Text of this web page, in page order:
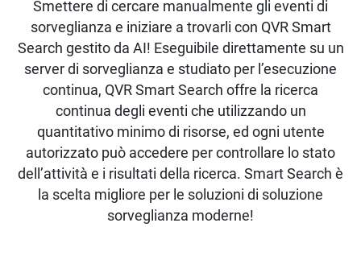
Smettere di cercare manualmente gli eventi di
sorveglianza e iniziare a trovarli con QVR Smart
Search gestito da AI! Eseguibile direttamente su un
server di sorveglianza e studiato per l’esecuzione
continua, QVR Smart Search offre la ricerca
continua degli eventi che utilizzando un
quantitativo minimo di risorse, ed ogni utente
autorizzato può accedere per controllare lo stato
dell’attività e i risultati della ricerca. Smart Search è
la scelta migliore per le soluzioni di soluzione
sorveglianza moderne!